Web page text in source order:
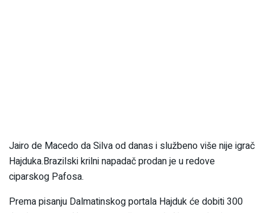
Jairo de Macedo da Silva od danas i službeno više nije igrač
Hajduka.Brazilski krilni napadač prodan je u redove
ciparskog Pafosa.
Prema pisanju Dalmatinskog portala Hajduk će dobiti 300